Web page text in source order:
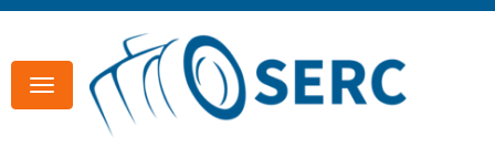
Toggle
navigation